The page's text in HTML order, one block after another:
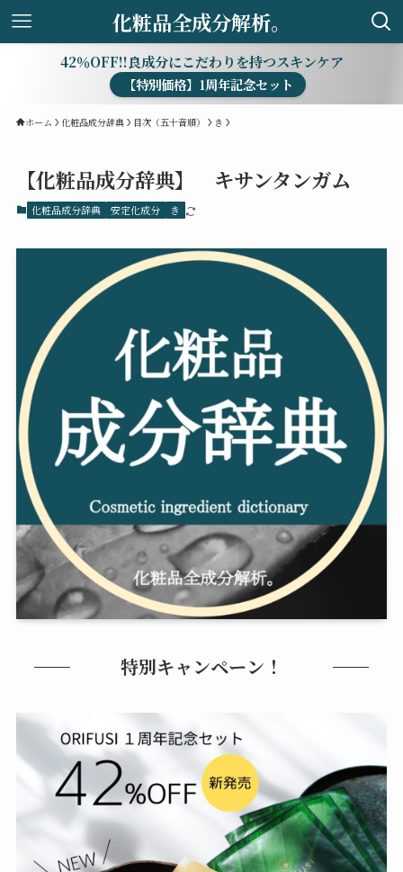
化粧品全成分解析。
42％OFF!!良成分にこだわりを持つスキンケア
【特別価格】1周年記念セット
ホーム 化粧品成分辞典 目次（五十音順） き
【化粧品成分辞典】 キサンタンガム
化粧品成分辞典 安定化成分 き
特別キャンペーン！